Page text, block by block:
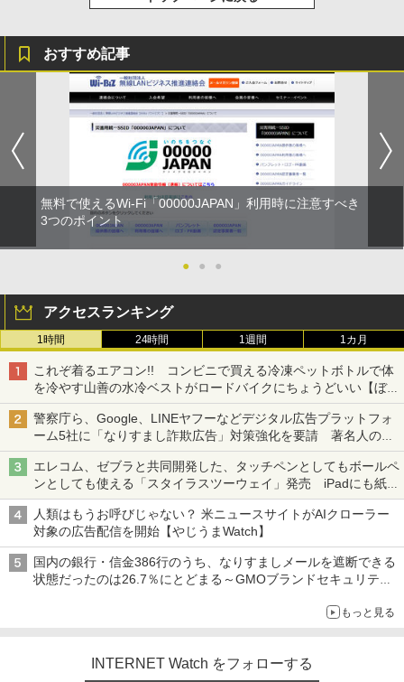
おすすめ記事
無料で使えるWi-Fi「00000JAPAN」利用時に注意すべき
3つのポイント
● ● ●
アクセスランキング
1時間 24時間 1週間 1カ月
これぞ着るエアコン!! コンビニで買える冷凍ペットボトルで体
を冷やす山善の水冷ベストがロードバイクにちょうどいい【ぼっ
ち・ざ・ろーど！その14】【空いた時間でなにしてる？】
警察庁ら、Google、LINEヤフーなどデジタル広告プラットフォ
ーム5社に「なりすまし詐欺広告」対策強化を要請 著名人の写
真や映像を使った投資詐欺などへの対策として
エレコム、ゼブラと共同開発した、タッチペンとしてもボールペ
ンとしても使える「スタイラスツーウェイ」発売 iPadにも紙に
も、持ち替えずに書き込める
人類はもうお呼びじゃない？ 米ニュースサイトがAIクローラー
対象の広告配信を開始【やじうまWatch】
国内の銀行・信金386行のうち、なりすましメールを遮断できる
状態だったのは26.7％にとどまる～GMOブランドセキュリティ
もっと見る
INTERNET Watch をフォローする